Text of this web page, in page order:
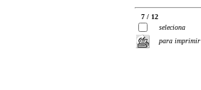
7 / 12
seleciona
para imprimir